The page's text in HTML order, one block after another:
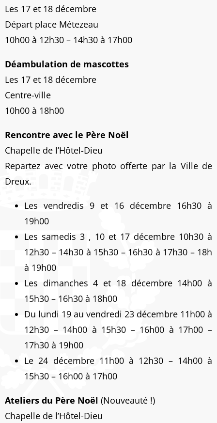
Les 17 et 18 décembre
Départ place Métezeau
10h00 à 12h30 – 14h30 à 17h00
Déambulation de mascottes
Les 17 et 18 décembre
Centre-ville
10h00 à 18h00
Rencontre avec le Père Noël
Chapelle de l’Hôtel-Dieu
Repartez avec votre photo offerte par la Ville de
Dreux.
Les vendredis 9 et 16 décembre 16h30 à
19h00
Les samedis 3 , 10 et 17 décembre 10h30 à
12h30 – 14h30 à 15h30 – 16h30 à 17h30 – 18h
à 19h00
Les dimanches 4 et 18 décembre 14h00 à
15h30 – 16h30 à 18h00
Du lundi 19 au vendredi 23 décembre 11h00 à
12h30 – 14h00 à 15h30 – 16h00 à 17h00 –
17h30 à 19h00
Le 24 décembre 11h00 à 12h30 – 14h00 à
15h30 – 16h00 à 17h00
Ateliers du Père Noël (Nouveauté !)
Chapelle de l’Hôtel-Dieu